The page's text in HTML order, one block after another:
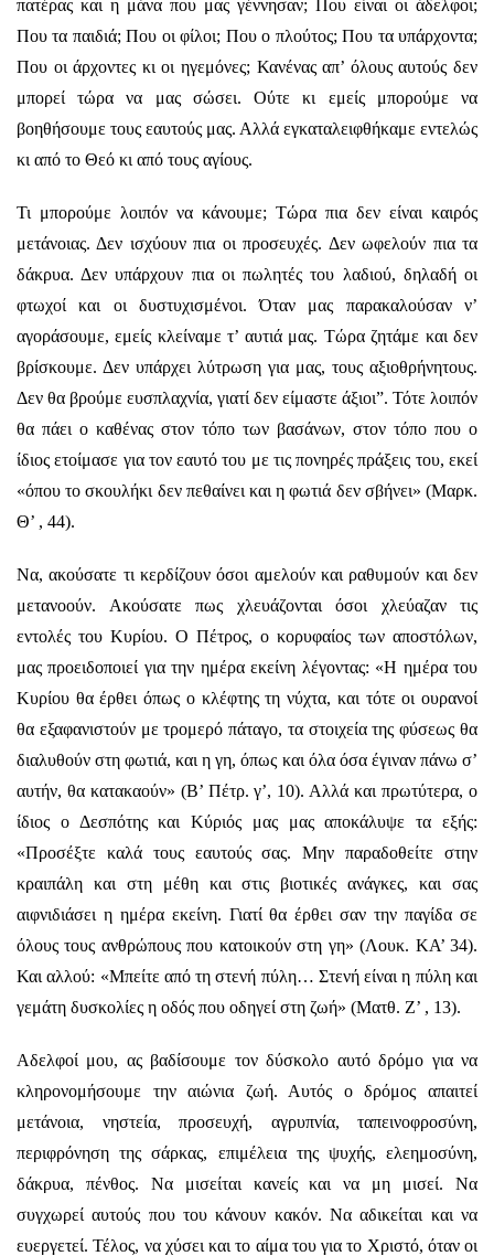
πατέρας και η μάνα που μας γέννησαν; Που είναι οι άδελφοι;
Που τα παιδιά; Που οι φίλοι; Που ο πλούτος; Που τα υπάρχοντα;
Που οι άρχοντες κι οι ηγεμόνες; Κανένας απ’ όλους αυτούς δεν
μπορεί τώρα να μας σώσει. Ούτε κι εμείς μπορούμε να
βοηθήσουμε τους εαυτούς μας. Αλλά εγκαταλειφθήκαμε εντελώς
κι από το Θεό κι από τους αγίους.
Τι μπορούμε λοιπόν να κάνουμε; Τώρα πια δεν είναι καιρός
μετάνοιας. Δεν ισχύουν πια οι προσευχές. Δεν ωφελούν πια τα
δάκρυα. Δεν υπάρχουν πια οι πωλητές του λαδιού, δηλαδή οι
φτωχοί και οι δυστυχισμένοι. Όταν μας παρακαλούσαν ν’
αγοράσουμε, εμείς κλείναμε τ’ αυτιά μας. Τώρα ζητάμε και δεν
βρίσκουμε. Δεν υπάρχει λύτρωση για μας, τους αξιοθρήνητους.
Δεν θα βρούμε ευσπλαχνία, γιατί δεν είμαστε άξιοι”. Τότε λοιπόν
θα πάει ο καθένας στον τόπο των βασάνων, στον τόπο που ο
ίδιος ετοίμασε για τον εαυτό του με τις πονηρές πράξεις του, εκεί
«όπου το σκουλήκι δεν πεθαίνει και η φωτιά δεν σβήνει» (Μαρκ.
Θ’ , 44).
Να, ακούσατε τι κερδίζουν όσοι αμελούν και ραθυμούν και δεν
μετανοούν. Ακούσατε πως χλευάζονται όσοι χλεύαζαν τις
εντολές του Κυρίου. Ο Πέτρος, ο κορυφαίος των αποστόλων,
μας προειδοποιεί για την ημέρα εκείνη λέγοντας: «Η ημέρα του
Κυρίου θα έρθει όπως ο κλέφτης τη νύχτα, και τότε οι ουρανοί
θα εξαφανιστούν με τρομερό πάταγο, τα στοιχεία της φύσεως θα
διαλυθούν στη φωτιά, και η γη, όπως και όλα όσα έγιναν πάνω σ’
αυτήν, θα κατακαούν» (Β’ Πέτρ. γ’, 10). Αλλά και πρωτύτερα, ο
ίδιος ο Δεσπότης και Κύριός μας μας αποκάλυψε τα εξής:
«Προσέξτε καλά τους εαυτούς σας. Μην παραδοθείτε στην
κραιπάλη και στη μέθη και στις βιοτικές ανάγκες, και σας
αιφνιδιάσει η ημέρα εκείνη. Γιατί θα έρθει σαν την παγίδα σε
όλους τους ανθρώπους που κατοικούν στη γη» (Λουκ. ΚΑ’ 34).
Και αλλού: «Μπείτε από τη στενή πύλη… Στενή είναι η πύλη και
γεμάτη δυσκολίες η οδός που οδηγεί στη ζωή» (Ματθ. Ζ’ , 13).
Αδελφοί μου, ας βαδίσουμε τον δύσκολο αυτό δρόμο για να
κληρονομήσουμε την αιώνια ζωή. Αυτός ο δρόμος απαιτεί
μετάνοια, νηστεία, προσευχή, αγρυπνία, ταπεινοφροσύνη,
περιφρόνηση της σάρκας, επιμέλεια της ψυχής, ελεημοσύνη,
δάκρυα, πένθος. Να μισείται κανείς και να μη μισεί. Να
συγχωρεί αυτούς που του κάνουν κακόν. Να αδικείται και να
ευεργετεί. Τέλος, να χύσει και το αίμα του για το Χριστό, όταν οι